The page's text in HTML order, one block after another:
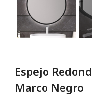
Espejo
Marco Negro